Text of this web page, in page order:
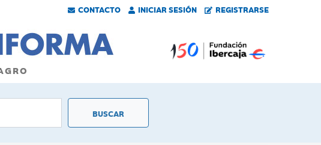
CONTACTO INICIAR SESIÓN REGISTRARSE